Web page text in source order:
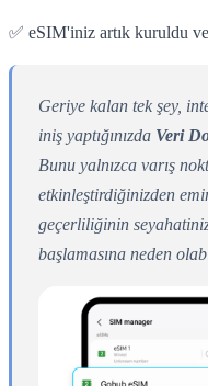
✅ eSIM'iniz artık kuruldu ve
Geriye kalan tek şey,
iniş yaptığınızda Veri
Bunu yalnızca varış
etkinleştirdiğinizden
geçerliliğinin
başlamasına neden